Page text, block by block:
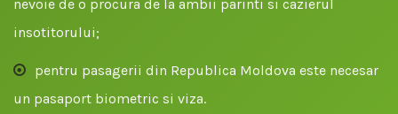
nevoie de o procura de la ambii parinti si cazierul
insotitorului;
pentru pasagerii din Republica Moldova este necesar
un pasaport biometric si viza.